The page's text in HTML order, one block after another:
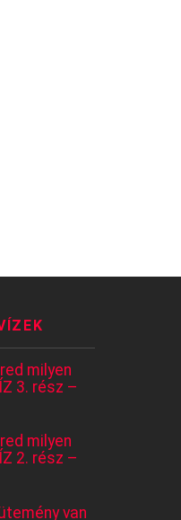
milyen
3. rész –
milyen
2. rész –
van